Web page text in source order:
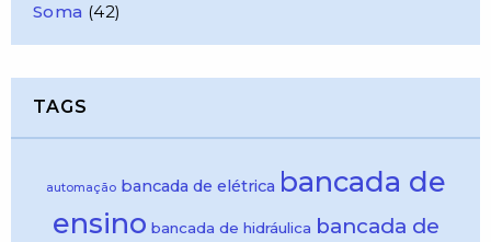
Soma (42)
TAGS
automação bancada de elétrica bancada de
ensino bancada de hidráulica bancada de